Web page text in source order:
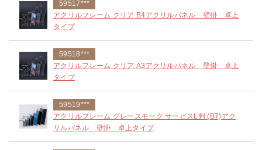
59517***
アクリルフレーム クリア B4アクリルパネル 壁掛 卓上
タイプ
59518***
アクリルフレーム クリア A3アクリルパネル 壁掛 卓上
タイプ
59519***
アクリルフレーム グレースモーク サービスL判 (B7)アク
リルパネル 壁掛 卓上タイプ